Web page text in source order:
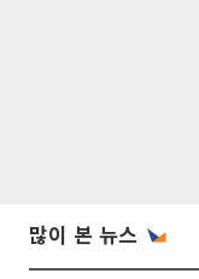
많이 본 뉴스